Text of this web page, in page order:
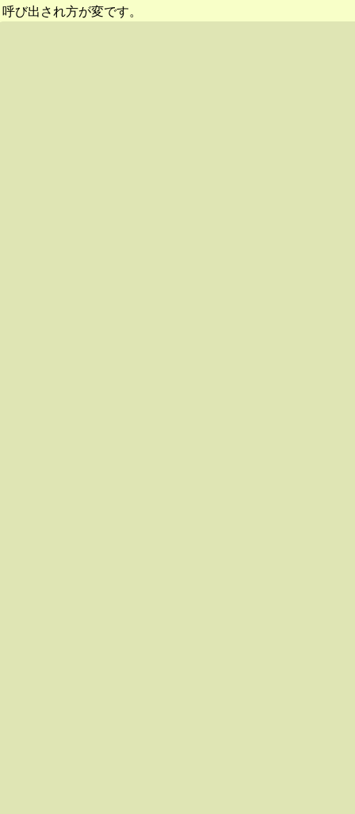
呼び出され方が変です。